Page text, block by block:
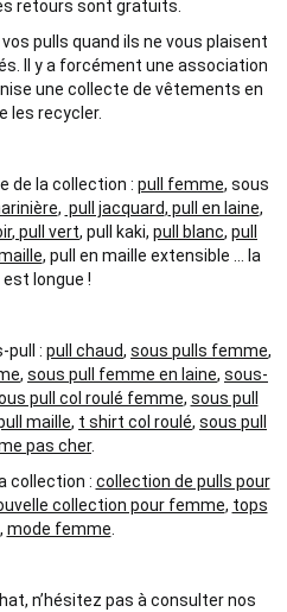
retours sont gratuits.
pulls quand ils ne vous plaisent
Il y a forcément une association
une collecte de vêtements en
les recycler.
de la collection : pull femme, sous
, pull jacquard, pull en laine,
, pull vert, pull kaki, pull blanc, pull
, pull en maille extensible … la
est longue !
pull : pull chaud, sous pulls femme,
, sous pull femme en laine, sous-
pull col roulé femme, sous pull
maille, t shirt col roulé, sous pull
pas cher.
collection : collection de pulls pour
collection pour femme, tops
, mode femme
, n’hésitez pas à consulter nos